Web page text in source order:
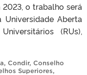
o trabalho será
Aberta
(RUs),
, Condir, Conselho
Superiores,